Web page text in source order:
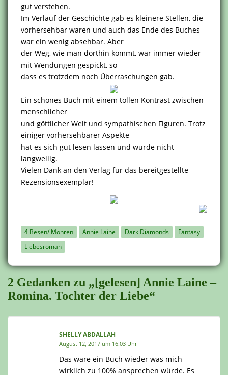
gut verstehen.
Im Verlauf der Geschichte gab es kleinere Stellen, die
vorhersehbar waren und auch das Ende des Buches
war ein wenig absehbar. Aber
der Weg, wie man dorthin kommt, war immer wieder
mit Wendungen gespickt, so
dass es trotzdem noch Überraschungen gab.
Ein schönes Buch mit einem tollen Kontrast zwischen
menschlicher
und göttlicher Welt und sympathischen Figuren. Trotz
einiger vorhersehbarer Aspekte
hat es sich gut lesen lassen und wurde nicht
langweilig.
Vielen Dank an den Verlag für das bereitgestellte
Rezensionsexemplar!
4 Besen/ Möhren Annie Laine Dark Diamonds
Fantasy
Liebesroman
2 Gedanken zu „[gelesen] Annie Laine –
Romina. Tochter der Liebe“
SHELLY ABDALLAH
August 12, 2017 um 16:03 Uhr
Das wäre ein Buch wieder was mich
wirklich zu 100% ansprechen würde. Es